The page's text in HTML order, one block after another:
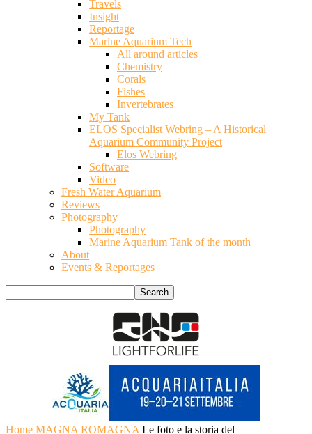
Travels
Insight
Reportage
Marine Aquarium Tech
All around articles
Chemistry
Corals
Fishes
Invertebrates
My Tank
ELOS Specialist Webring – A Historical
Aquarium Community Project
Elos Webring
Software
Video
Fresh Water Aquarium
Reviews
Photography
Photography
Marine Aquarium Tank of the month
About
Events & Reportages
Home MAGNA ROMAGNA Le foto e la storia del